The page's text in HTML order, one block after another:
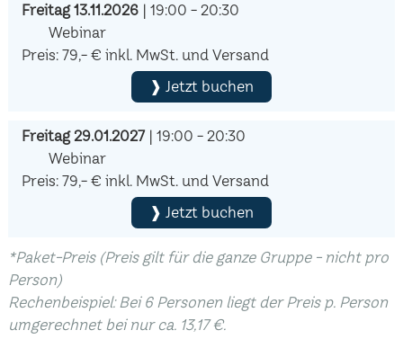
Freitag 13.11.2026| 19:00 - 20:30
Webinar
Preis: 79,- € inkl. MwSt. und Versand
❱ Jetzt buchen
Freitag 29.01.2027| 19:00 - 20:30
Webinar
Preis: 79,- € inkl. MwSt. und Versand
❱ Jetzt buchen
*Paket-Preis (Preis gilt für die ganze Gruppe - nicht pro
Person)
Rechenbeispiel: Bei 6 Personen liegt der Preis p. Person
umgerechnet bei nur ca. 13,17 €.